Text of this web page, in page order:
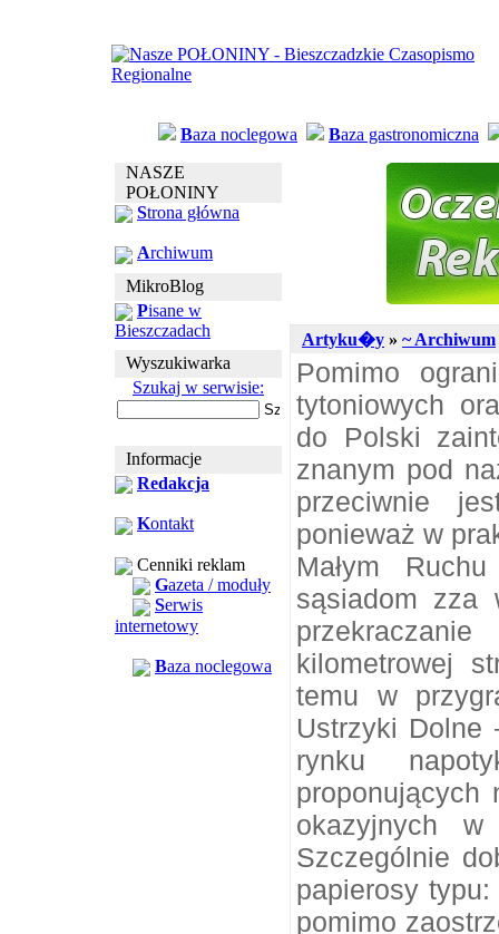
Baza noclegowa Baza gastronomiczna
NASZE
POŁONINY
Strona główna
Archiwum
MikroBlog
Pisane w
Bieszczadach
Wyszukiwarka
Szukaj w serwisie:
Informacje
Redakcja
Kontakt
Cenniki reklam
Gazeta / moduły
Serwis
internetowy
Baza noclegowa
Artyku�y » ~ Archiwum
Pomimo
tytoniowych
do Polski
znanym pod
przeciwnie
ponieważ w
Małym
sąsiadom zza
kilometrowej
temu w
Ustrzyki Dolne
rynku
proponujących
okazyjnych
Szczególnie
papierosy
pomimo